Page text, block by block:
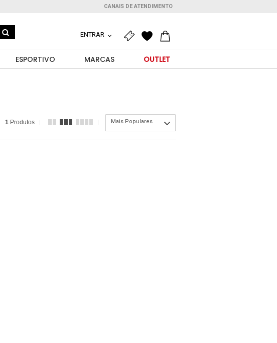
CANAIS DE ATENDIMENTO
ENTRAR
ESPORTIVO MARCAS OUTLET
1 Produtos Mais Populares